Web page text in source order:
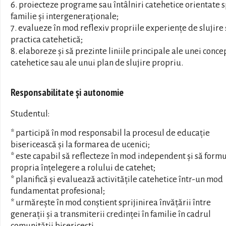
6. proiecteze programe sau întâlniri catehetice orientate
familie și intergeneraționale;
7. evalueze în mod reflexiv propriile experiențe de slujire
practica catehetică;
8. elaboreze și să prezinte liniile principale ale unei
catehetice sau ale unui plan de slujire propriu.
Responsabilitate și autonomie
Studentul:
* participă în mod responsabil la procesul de educație
bisericească și la formarea de ucenici;
* este capabil să reflecteze în mod independent și să
propria înțelegere a rolului de catehet;
* planifică și evaluează activitățile catehetice într-un mod
fundamentat profesional;
* urmărește în mod conștient sprijinirea învățării între
generații și a transmiterii credinței în familie în cadrul